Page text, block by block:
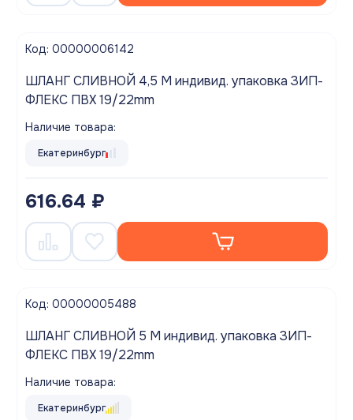
Код: 00000006142
ШЛАНГ СЛИВНОЙ 4,5 М индивид. упаковка ЗИП-
ФЛЕКС ПВХ 19/22mm
Наличие товара:
Екатеринбург
616.64 ₽
Код: 00000005488
ШЛАНГ СЛИВНОЙ 5 М индивид. упаковка ЗИП-
ФЛЕКС ПВХ 19/22mm
Наличие товара:
Екатеринбург